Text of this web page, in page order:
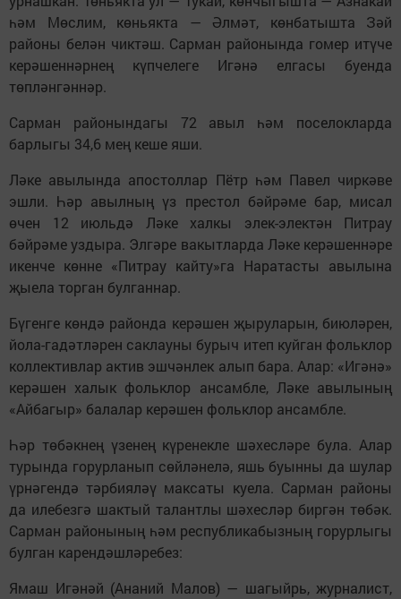
һәм Мөслим, көньякта — Әлмәт, көнбатышта Зәй
районы белән чиктәш. Сарман районында гомер итүче
керәшеннәрнең күпчелеге Игәнә елгасы буенда
төпләнгәннәр.
Сарман районындагы 72 авыл һәм поселокларда
барлыгы 34,6 мең кеше яши.
Ләке авылында апостоллар Пётр һәм Павел чиркәве
эшли. Һәр авылның үз престол бәйрәме бар, мисал
өчен 12 июльдә Ләке халкы элек-электән Питрау
бәйрәме уздыра. Элгәре вакытларда Ләке керәшеннәре
икенче көнне «Питрау кайту»га Наратасты авылына
җыела торган булганнар.
Бүгенге көндә районда керәшен җыруларын, биюләрен,
йола-гадәтләрен саклауны бурыч итеп куйган фольклор
коллективлар актив эшчәнлек алып бара. Алар: «Игәнә»
керәшен халык фольклор ансамбле, Ләке авылының
«Айбагыр» балалар керәшен фольклор ансамбле.
Һәр төбәкнең үзенең күренекле шәхесләре була. Алар
турында горурланып сөйләнелә, яшь буынны да шулар
үрнәгендә тәрбияләү максаты куела. Сарман районы
да илебезгә шактый талантлы шәхесләр биргән төбәк.
Сарман районының һәм республикабызның горурлыгы
булган карендәшләребез:
Ямаш Игәнәй (Ананий Малов) — шагыйрь, журналист,